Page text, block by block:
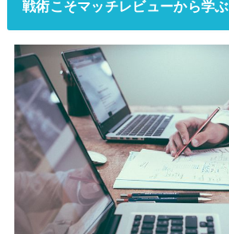
戦術こそマッチレビューから学ぶ